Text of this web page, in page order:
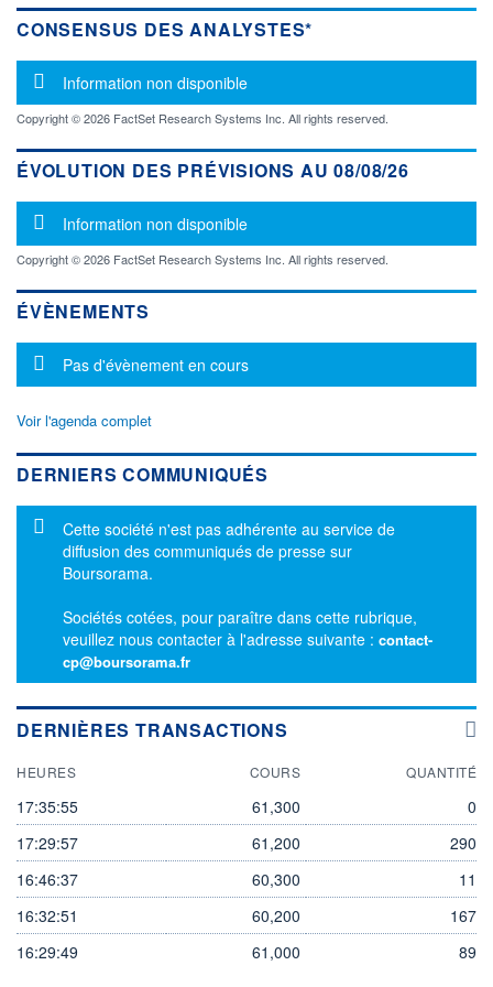
CONSENSUS DES ANALYSTES*
Message d'information
Information non disponible
Copyright © 2026 FactSet Research Systems Inc. All rights reserved.
ÉVOLUTION DES PRÉVISIONS AU 08/08/26
Message d'information
Information non disponible
Copyright © 2026 FactSet Research Systems Inc. All rights reserved.
ÉVÈNEMENTS
Message d'information
Pas d'évènement en cours
Voir l'agenda complet
DERNIERS COMMUNIQUÉS
Message d'information
Cette société n'est pas adhérente au service de
diffusion des communiqués de presse sur
Boursorama.
Sociétés cotées, pour paraître dans cette rubrique,
veuillez nous contacter à l'adresse suivante : contact-
cp@boursorama.fr
DERNIÈRES TRANSACTIONS
HEURES COURS QUANTITÉ
17:35:55 61,300
0
17:29:57
61,200
290
16:46:37
60,300
11
16:32:51
60,200
167
16:29:49
61,000 89